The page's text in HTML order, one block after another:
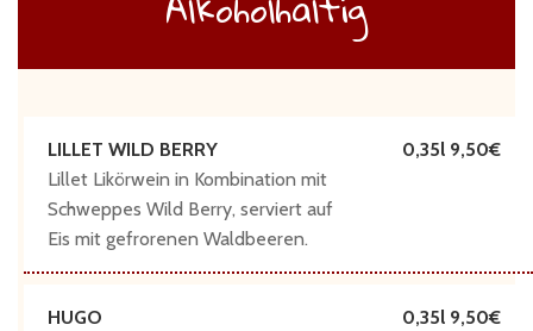
LILLET WILD BERRY
Lillet Likörwein in Kombination mit
Schweppes Wild Berry, serviert auf
Eis mit gefrorenen Waldbeeren.
0,35l 9,50
HUGO
0,35l 9,50